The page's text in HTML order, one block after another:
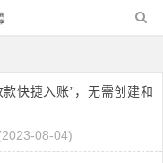
快捷入账”，无需创建和
08-04)